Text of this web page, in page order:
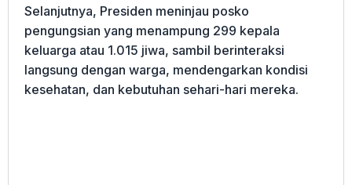
Selanjutnya, Presiden meninjau posko
pengungsian yang menampung 299 kepala
keluarga atau 1.015 jiwa, sambil berinteraksi
langsung dengan warga, mendengarkan kondisi
kesehatan, dan kebutuhan sehari-hari mereka.